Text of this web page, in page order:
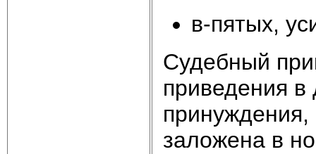
в-пятых,
Судебный
приведения в
принуждения,
заложена в